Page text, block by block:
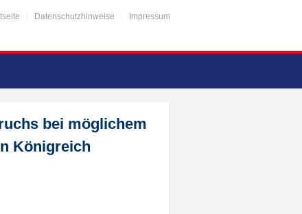
Datenschutzhinweise Impressum
bei möglichem
Königreich